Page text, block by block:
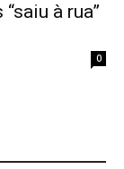
à rua”
0